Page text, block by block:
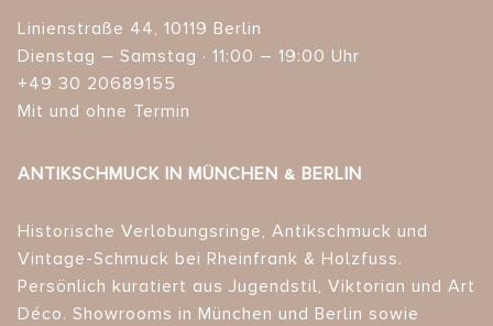
Linienstraße 44, 10119 Berlin
Dienstag – Samstag · 11:00 – 19:00 Uhr
+49 30 20689155
Mit und ohne Termin
ANTIKSCHMUCK IN MÜNCHEN & BERLIN
Historische Verlobungsringe, Antikschmuck und
Vintage-Schmuck bei Rheinfrank & Holzfuss.
Persönlich kuratiert aus Jugendstil, Viktorian und Art
Déco. Showrooms in München und Berlin sowie